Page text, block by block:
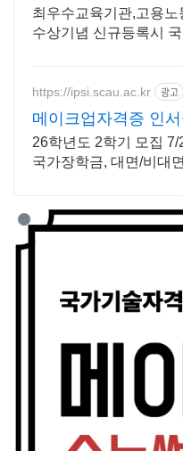
오전오후 70% 할인
최우수교육기관,고용노
수상기념 신규등록시
https://ipsi.scau.ac.kr 광고
메이크업자격증 인서
26학년도 2학기 모집 7/
국가장학금, 대면/비대